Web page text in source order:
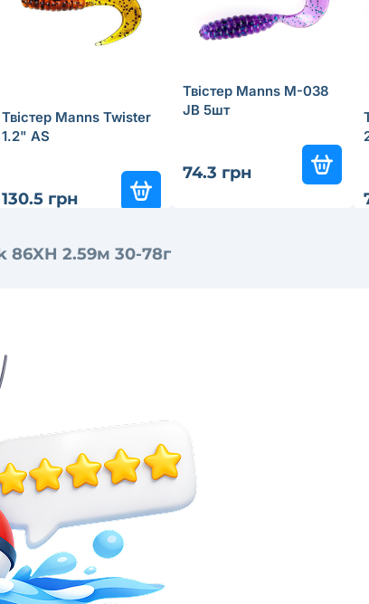
Твістер Manns Twister
1.2" AS
130.5 грн
Твістер Manns M-038
JB 5шт
74.3 грн
86XH 2.59м 30-78г